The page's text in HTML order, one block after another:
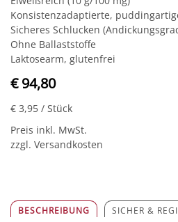
Konsistenzadaptierte,
Sicheres Schlucken
Ohne Ballaststoffe
Laktosearm, glutenfrei
€ 94,80
€ 3,95 / Stück
Preis inkl. MwSt.
zzgl. Versandkosten
BESCHREIBUNG SICHER &